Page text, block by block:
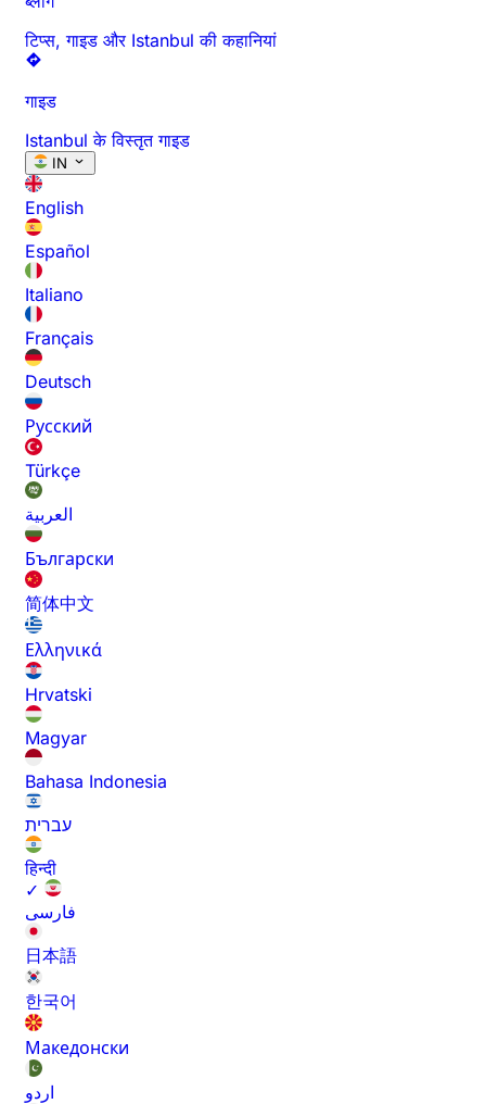
टिप्स, गाइड और Istanbul की कहानियां
गाइड
Istanbul के विस्तृत गाइड
IN
English
Español
Italiano
Français
Deutsch
Русский
Türkçe
العربية
Български
简体中文
Ελληνικά
Hrvatski
Magyar
Bahasa Indonesia
עברית
हिन्दी
✓
فارسی
日本語
한국어
Македонски
اردو